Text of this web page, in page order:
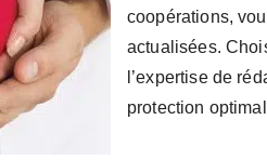
coopérations,
actualisées.
l’expertise de
protection